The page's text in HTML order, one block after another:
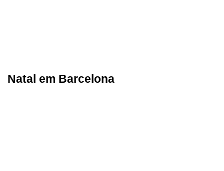
Natal em Barcelona